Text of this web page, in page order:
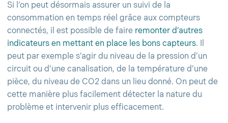
Si l’on peut désormais assurer un suivi de la
consommation en temps réel grâce aux compteurs
connectés, il est possible de faire remonter d’autres
indicateurs en mettant en place les bons capteurs. Il
peut par exemple s’agir du niveau de la pression d’un
circuit ou d’une canalisation, de la température d’une
pièce, du niveau de CO2 dans un lieu donné. On peut de
cette manière plus facilement détecter la nature du
problème et intervenir plus efficacement.